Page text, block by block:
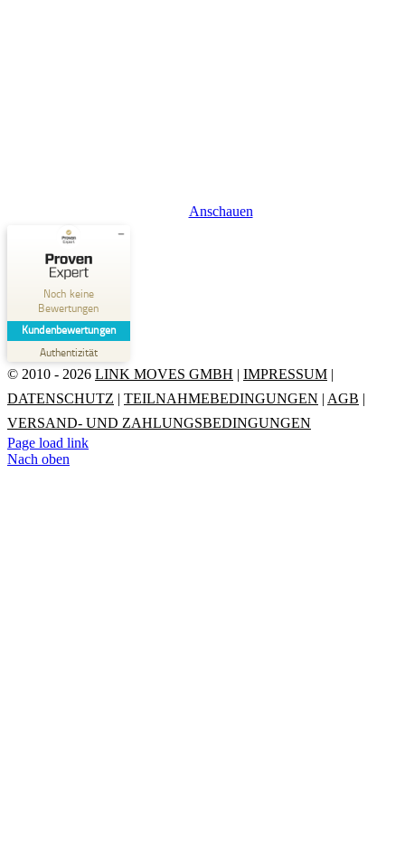
Anschauen
Noch keine
Bewertungen
Kundenbewertungen
Authentizität
Kundenbewertungen und Erfahrungen zu
LINK MOVES GmbH
MANGELHAFT
Erfahren Sie mehr über dieses Bewertungssiegel
01.01.1970
Profil ansehen
© 2010 - 2026 LINK MOVES GMBH | IMPRESSUM |
DATENSCHUTZ | TEILNAHMEBEDINGUNGEN | AGB |
VERSAND- UND ZAHLUNGSBEDINGUNGEN
Page load link
Nach oben